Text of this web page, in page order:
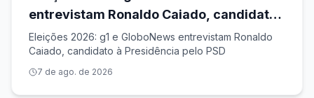
entrevistam Ronaldo Caiado, candidato
à Presidência pelo PSD
Eleições 2026: g1 e GloboNews entrevistam Ronaldo
Caiado, candidato à Presidência pelo PSD
7 de ago. de 2026